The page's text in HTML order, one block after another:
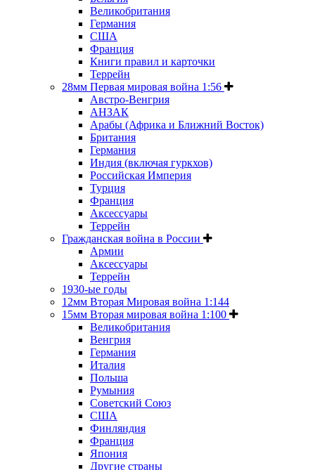
Великобритания
Германия
США
Франция
Книги правил и карточки
Террейн
28мм Первая мировая война 1:56
Австро-Венгрия
АНЗАК
Арабы (Африка и Ближний Восток)
Британия
Германия
Индия (включая гуркхов)
Российская Империя
Турция
Франция
Аксессуары
Террейн
Гражданская война в России
Армии
Аксессуары
Террейн
1930-ые годы
12мм Вторая Мировая война 1:144
15мм Вторая мировая война 1:100
Великобритания
Венгрия
Германия
Италия
Польша
Румыния
Советский Союз
США
Финляндия
Франция
Япония
Другие страны